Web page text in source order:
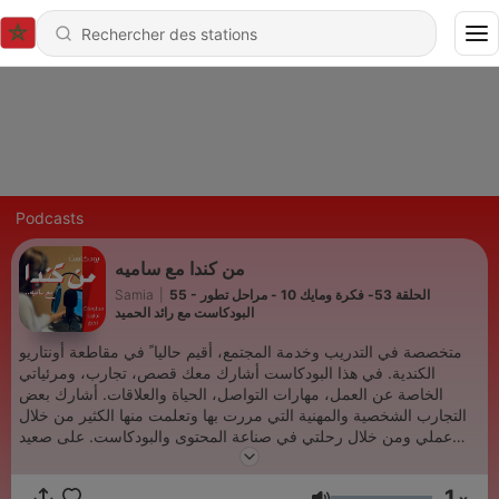
Podcasts
من كندا مع ساميه
Samia
55 - الحلقة 53- فكرة ومايك 10 - مراحل تطور
البودكاست مع رائد الحميد
متخصصة في التدريب وخدمة المجتمع، أقيم حاليا ً في مقاطعة أونتاريو
الكندية. في هذا البودكاست أشارك معك قصص، تجارب، ومرئياتي
الخاصة عن العمل، مهارات التواصل، الحياة والعلاقات. أشارك بعض
التجارب الشخصية والمهنية التي مررت بها وتعلمت منها الكثير من خلال
عملي ومن خلال رحلتي في صناعة المحتوى والبودكاست. على صعيد
آخر، أقدم برنامج "بودكاستي الأول" للتدريب الشخصي والذي يساعد